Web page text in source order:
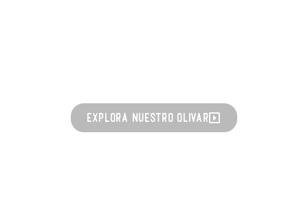
Explora nuestro olivar